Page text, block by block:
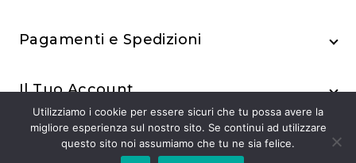
Pagamenti e Spedizioni
Il Tuo Account
Utilizziamo i cookie per essere sicuri che tu possa avere la
migliore esperienza sul nostro sito. Se continui ad utilizzare
questo sito noi assumiamo che tu ne sia felice.